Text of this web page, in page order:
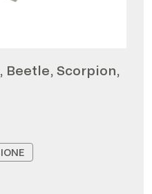
Beetle, Scorpion,